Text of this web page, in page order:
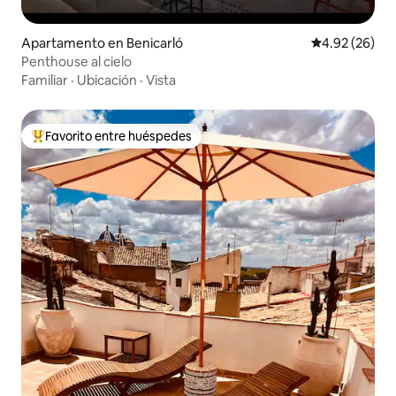
Apartamento en Benicarló Calificación
4.92 (26)
Penthouse al cielo
Familiar · Ubicación · Vista
Favorito entre huéspedes preferido
Favorito entre huéspedes